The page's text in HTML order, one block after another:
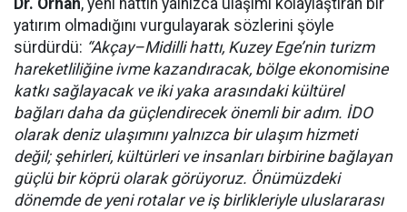
Dr. Orhan, yeni hattın yalnızca ulaşımı kolaylaştıran bir
yatırım olmadığını vurgulayarak sözlerini şöyle
sürdürdü: “Akçay–Midilli hattı, Kuzey Ege’nin turizm
hareketliliğine ivme kazandıracak, bölge ekonomisine
katkı sağlayacak ve iki yaka arasındaki kültürel
bağları daha da güçlendirecek önemli bir adım. İDO
olarak deniz ulaşımını yalnızca bir ulaşım hizmeti
değil; şehirleri, kültürleri ve insanları birbirine bağlayan
güçlü bir köprü olarak görüyoruz. Önümüzdeki
dönemde de yeni rotalar ve iş birlikleriyle uluslararası